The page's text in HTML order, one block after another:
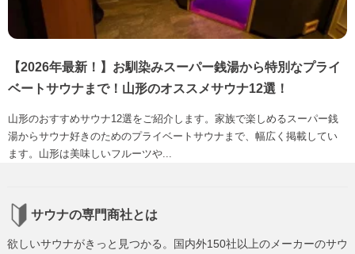
【2026年最新！】お馴染みスーパー銭湯から特別なプライ
ベートサウナまで！山形のオススメサウナ12選！
山形のおすすめサウナ12選をご紹介します。家族で楽しめるスーパー銭
湯からサウナ好きのためのプライベートサウナまで、幅広く掲載してい
ます。山形は美味しいフルーツや...
サウナの専門商社とは
欲しいサウナがきっと見つかる。国内外150社以上のメーカーのサウ